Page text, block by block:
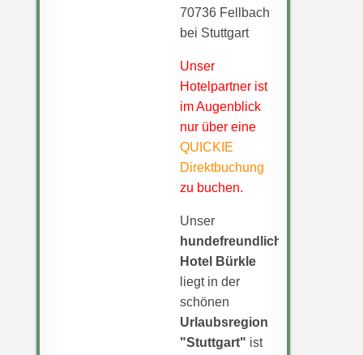
70736 Fellbach
bei Stuttgart
Unser
Hotelpartner ist
im Augenblick
nur über eine
QUICKIE
Direktbuchung
zu buchen.
Unser
hundefreundliches
Hotel Bürkle
liegt in der
schönen
Urlaubsregion
"Stuttgart" ist